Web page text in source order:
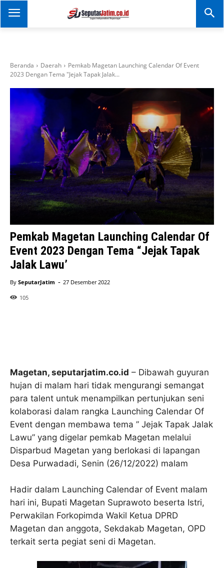
SEPUTAR JATIM
Portal Informasi Dan
Beranda Daerah
Pemkab Magetan Launching Calendar Of Event
2023 Dengan Tema "Jejak Tapak Jalak...
Pemkab Magetan Launching Calendar Of
Event 2023 Dengan Tema “Jejak Tapak
Jalak Lawu’
By SeputarJatim - 27 Desember 2022
105
Magetan, seputarjatim.co.id – Dibawah guyuran
hujan di malam hari tidak mengurangi semangat
para talent untuk menampilkan pertunjukan seni
kolaborasi dalam rangka Launching Calendar Of
Event dengan membawa tema ” Jejak Tapak Jalak
Lawu” yang digelar pemkab Magetan melalui
Disparbud Magetan yang berlokasi di lapangan
Desa Purwadadi, Senin (26/12/2022) malam
Hadir dalam Launching Calendar of Event malam
hari ini, Bupati Magetan Suprawoto beserta Istri,
Perwakilan Forkopimda Wakil Ketua DPRD
Magetan dan anggota, Sekdakab Magetan, OPD
terkait serta pegiat seni di Magetan.